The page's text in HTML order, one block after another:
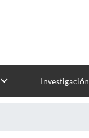
Investigación